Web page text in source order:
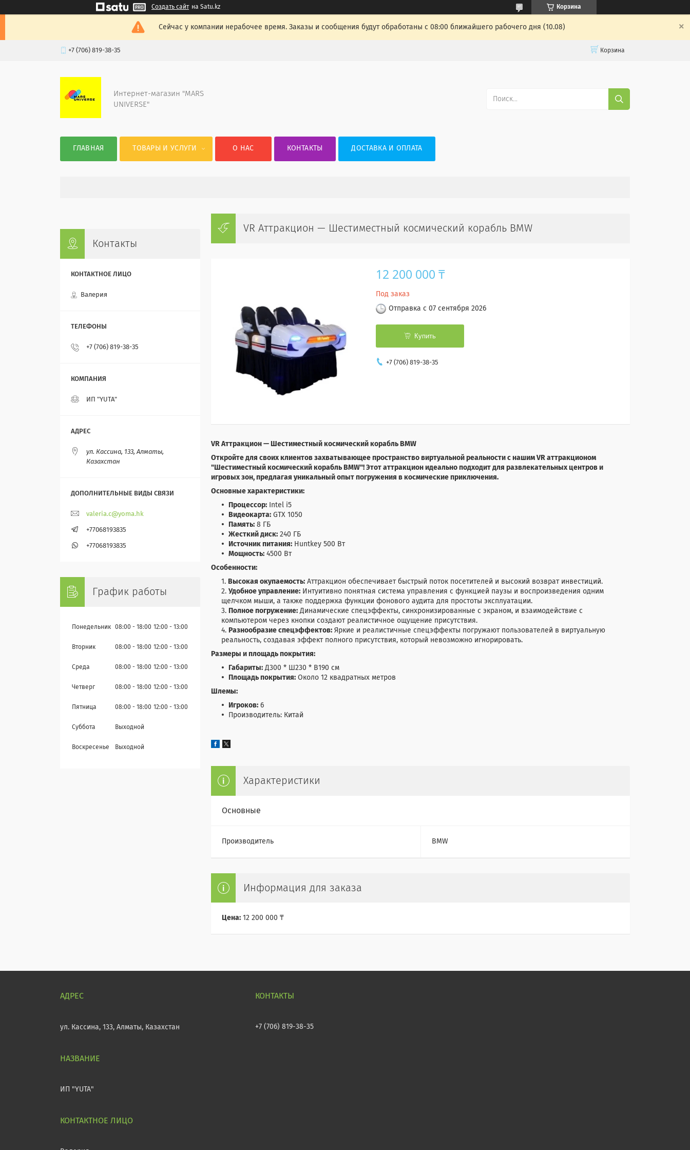
Создать сайт на Satu.kz Корзина
Сейчас у компании нерабочее время. Заказы и сообщения будут обработаны с 08:00 ближайшего рабочего дня (10.08)
+7 (706) 819-38-35 Корзина
Интернет-магазин "MARS
UNIVERSE"
ГЛАВНАЯ ТОВАРЫ И УСЛУГИ О НАС КОНТАКТЫ ДОСТАВКА И ОПЛАТА
VR Аттракцион — Шестиместный космический корабль BMW
12 200 000 ₸
Под заказ
Отправка с 07 сентября 2026
Купить
+7 (706) 819-38-35
VR Аттракцион — Шестиместный космический корабль BMW
Откройте для своих клиентов захватывающее пространство виртуальной реальности с нашим VR аттракционом
"Шестиместный космический корабль BMW"! Этот аттракцион идеально подходит для развлекательных центров и
игровых зон, предлагая уникальный опыт погружения в космические приключения.
Основные характеристики:
Процессор: Intel i5
Видеокарта: GTX 1050
Память: 8 ГБ
Жесткий диск: 240 ГБ
Источник питания: Huntkey 500 Вт
Мощность: 4500 Вт
Особенности:
Высокая окупаемость: Аттракцион обеспечивает быстрый поток посетителей и высокий возврат инвестиций.
Удобное управление: Интуитивно понятная система управления с функцией паузы и воспроизведения одним
щелчком мыши, а также поддержка функции фонового аудита для простоты эксплуатации.
Полное погружение: Динамические спецэффекты, синхронизированные с экраном, и взаимодействие с
компьютером через кнопки создают реалистичное ощущение присутствия.
Разнообразие спецэффектов: Яркие и реалистичные спецэффекты погружают пользователей в виртуальную
реальность, создавая эффект полного присутствия, который невозможно игнорировать.
Размеры и площадь покрытия:
Габариты: Д300 * Ш230 * В190 см
Площадь покрытия: Около 12 квадратных метров
Шлемы:
Игроков: 6
Производитель: Китай
Характеристики
Основные
Производитель BMW
Информация для заказа
Цена: 12 200 000 ₸
Контакты
Валерия
+7 (706) 819-38-35
ИП "YUTA"
ул. Кассина, 133, Алматы,
Казахстан
valeria.c@yoma.hk
+77068193835
+77068193835
График работы
Понедельник 08:00 18:00 12:00 13:00
Вторник 08:00 18:00 12:00 13:00
Среда 08:00 18:00 12:00 13:00
Четверг 08:00 18:00 12:00 13:00
Пятница 08:00 18:00 12:00 13:00
Суббота Выходной
Воскресенье Выходной
ул. Кассина, 133, Алматы, Казахстан
ИП "YUTA"
+7 (706) 819-38-35